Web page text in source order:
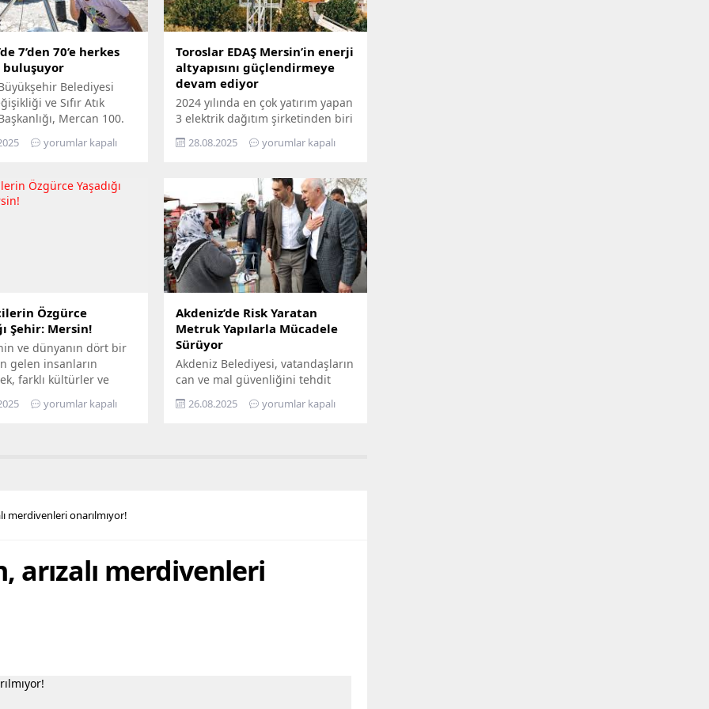
7’den 70’e herkes
Belediyesi
ve Sıfır Atık
Mercan 100.
Çevre Bilim Merkezi’ni
için bilimi
Hepimizin, Bilim Her
yola çıkan
yorumlar kapalı
Toroslar EDAŞ Mersin’in enerji
altyapısını güçlendirmeye
devam ediyor
2024 yılında en çok yatırım yapan
3 elektrik dağıtım şirketinden biri
olan Toroslar EDAŞ, 2025 yılının
ilk 6 ayında Türkiye’nin en
Mersin’de gerçekleştirdiği 381
milyon TL’yi aşan yatırımla, enerji
altyapısını bugünün ihtiyaçlarına
uygun biçimde yenilerken,
geleceğin artan taleplerine de
hazır hâle getiriyor Türkiye’nin
enerji dönüşümüne öncülük...
28.08.2025 yorumlar kapalı
Özgürce
Şehir: Mersin!
ve dünyanın dört bir
gelen insanların
farklı kültürler ve
bir arada kardeşçe ve
yaşadığı Mersin,
alabilmesine destek
yorumlar kapalı
Akdeniz’de Risk Yaratan
Metruk Yapılarla Mücadele
Sürüyor
Akdeniz Belediyesi, vatandaşların
can ve mal güvenliğini tehdit
eden, yarattığı görsel kirliliğin
yanı sıra kimi zaman sosyal
26.08.2025 yorumlar kapalı
merdivenleri onarılmıyor!
arızalı merdivenleri